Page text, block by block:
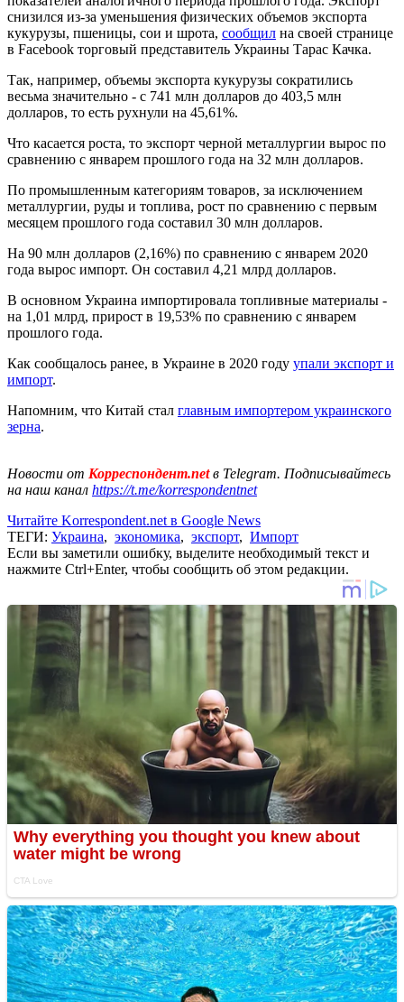
снизился из-за уменьшения физических объемов экспорта
кукурузы, пшеницы, сои и шрота, сообщил на своей странице
в Facebook торговый представитель Украины Тарас Качка.
Так, например, объемы экспорта кукурузы сократились
весьма значительно - с 741 млн долларов до 403,5 млн
долларов, то есть рухнули на 45,61%.
Что касается роста, то экспорт черной металлургии вырос по
сравнению с январем прошлого года на 32 млн долларов.
По промышленным категориям товаров, за исключением
металлургии, руды и топлива, рост по сравнению с первым
месяцем прошлого года составил 30 млн долларов.
На 90 млн долларов (2,16%) по сравнению с январем 2020
года вырос импорт. Он составил 4,21 млрд долларов.
В основном Украина импортировала топливные материалы -
на 1,01 млрд, прирост в 19,53% по сравнению с январем
прошлого года.
Как сообщалось ранее, в Украине в 2020 году упали экспорт и
импорт.
Напомним, что Китай стал главным импортером украинского
зерна.
Новости от Корреспондент.netв Telegram. Подписывайтесь
на наш канал https://t.me/korrespondentnet
Читайте Korrespondent.net в Google News
ТЕГИ: Украина, экономика, экспорт, Импорт
Если вы заметили ошибку, выделите необходимый текст и
нажмите Ctrl+Enter, чтобы сообщить об этом редакции.